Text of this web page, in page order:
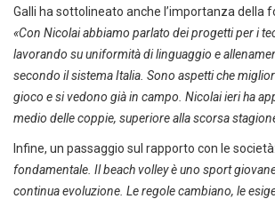
Galli ha sottolineato anche l’importanza della
«Con Nicolai abbiamo parlato dei progetti per i
lavorando su uniformità di linguaggio e
secondo il sistema Italia. Sono aspetti che
gioco e si vedono già in campo. Nicolai ieri ha
medio delle coppie, superiore alla scorsa
Infine, un passaggio sul rapporto con le società:
fondamentale. Il beach volley è uno sport
continua evoluzione. Le regole cambiano, le